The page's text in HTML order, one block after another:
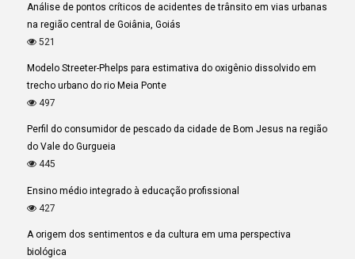
Análise de pontos críticos de acidentes de trânsito em vias urbanas
na região central de Goiânia, Goiás
521
Modelo Streeter-Phelps para estimativa do oxigênio dissolvido em
trecho urbano do rio Meia Ponte
497
Perfil do consumidor de pescado da cidade de Bom Jesus na região
do Vale do Gurgueia
445
Ensino médio integrado à educação profissional
427
A origem dos sentimentos e da cultura em uma perspectiva
biológica